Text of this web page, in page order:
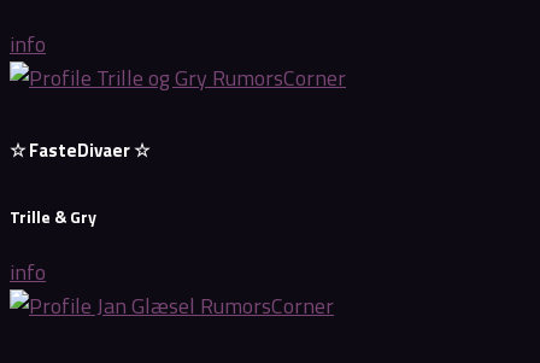
info
☆ FasteDivaer ☆
Trille & Gry
info